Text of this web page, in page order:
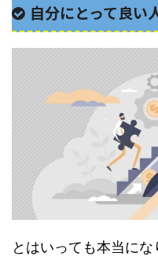
自分にとって良い
とはいっても本当に